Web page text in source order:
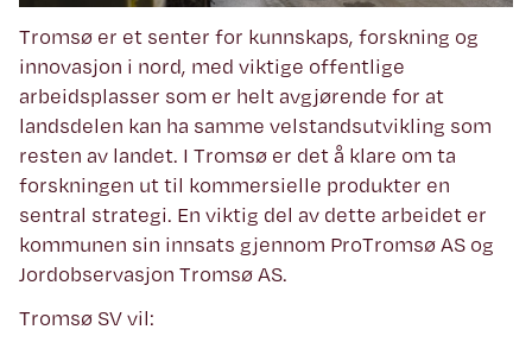
Tromsø er et senter for kunnskaps, forskning og
innovasjon i nord, med viktige offentlige
arbeidsplasser som er helt avgjørende for at
landsdelen kan ha samme velstandsutvikling som
resten av landet. I Tromsø er det å klare om ta
forskningen ut til kommersielle produkter en
sentral strategi. En viktig del av dette arbeidet er
kommunen sin innsats gjennom ProTromsø AS og
Jordobservasjon Tromsø AS.
Tromsø SV vil: